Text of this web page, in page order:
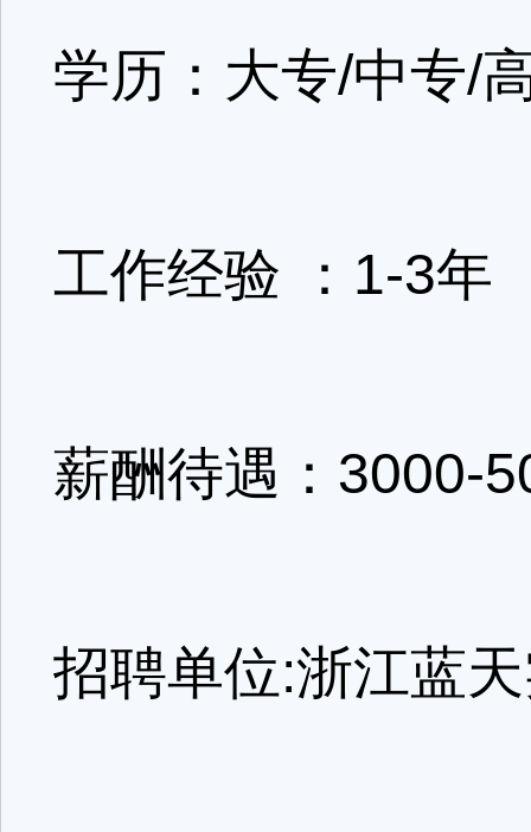
学历：大专/中专/
工作经验 ：1-3年
薪酬待遇：3000-
招聘单位:浙江蓝